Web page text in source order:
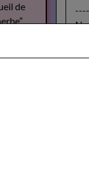
de
fois
de la
et